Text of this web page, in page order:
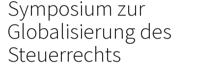
Symposium zur
Globalisierung des
Steuerrechts